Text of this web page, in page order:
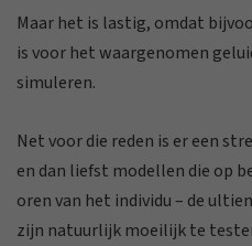
Maar het is lastig, omdat
is voor het waargenomen
simuleren.
Net voor die reden is er een
en dan liefst modellen die op
oren van het individu – de
zijn natuurlijk moeilijk te